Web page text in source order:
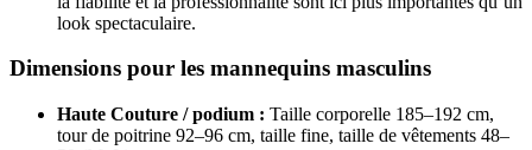
look spectaculaire.
Dimensions pour les mannequins masculins
Haute Couture / podium : Taille corporelle 185–192 cm,
tour de poitrine 92–96 cm, taille fine, taille de vêtements 48–